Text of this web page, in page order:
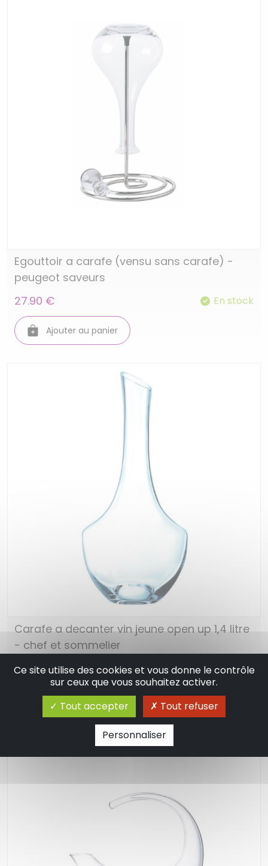
Egouttoir a carafe (vensu sans carafe) -
peugeot saveurs
27.90 €
En stock
Ajouter au panier
Carafe a decanter vin jeune open up 1,4 litre
- chef et sommelier
104.90 €
En stock
Ajouter au panier
Ce site utilise des cookies et vous donne le contrôle
sur ceux que vous souhaitez activer.
Tout accepter
Tout refuser
Personnaliser